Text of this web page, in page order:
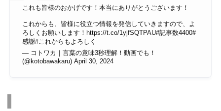
これも皆様のおかげです！本当にありがとうございます！
これからも、皆様に役立つ情報を発信していきますので、よ
ろしくお願いします！ https://t.co/1yjfSQTPAU#記事数4400#
感謝#これからもよろしく
— コトワカ｜言葉の意味3秒理解！動画でも！
(@kotobawakaru) April 30, 2024